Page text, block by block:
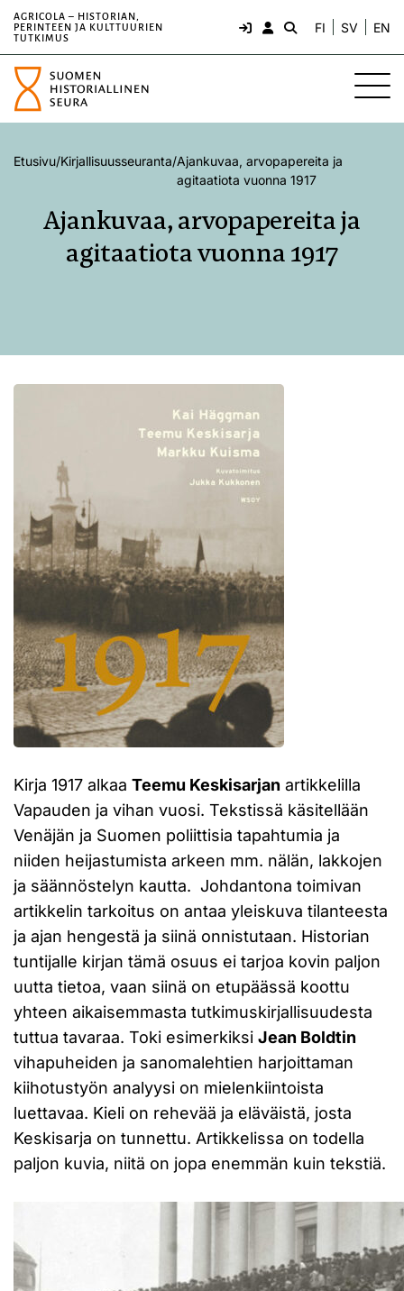
AGRICOLA – HISTORIAN,
PERINTEEN JA KULTTUURIEN
TUTKIMUS
FI SV EN
Etusivu/Kirjallisuusseuranta/Ajankuvaa, arvopapereita ja
agitaatiota vuonna 1917
Ajankuvaa, arvopapereita ja
agitaatiota vuonna 1917
Kirja 1917 alkaa Teemu Keskisarjan artikkelilla
Vapauden ja vihan vuosi. Tekstissä käsitellään
Venäjän ja Suomen poliittisia tapahtumia ja
niiden heijastumista arkeen mm. nälän, lakkojen
ja säännöstelyn kautta. Johdantona toimivan
artikkelin tarkoitus on antaa yleiskuva tilanteesta
ja ajan hengestä ja siinä onnistutaan. Historian
tuntijalle kirjan tämä osuus ei tarjoa kovin paljon
uutta tietoa, vaan siinä on etupäässä koottu
yhteen aikaisemmasta tutkimuskirjallisuudesta
tuttua tavaraa. Toki esimerkiksi Jean Boldtin
vihapuheiden ja sanomalehtien harjoittaman
kiihotustyön analyysi on mielenkiintoista
luettavaa. Kieli on rehevää ja eläväistä, josta
Keskisarja on tunnettu. Artikkelissa on todella
paljon kuvia, niitä on jopa enemmän kuin tekstiä.